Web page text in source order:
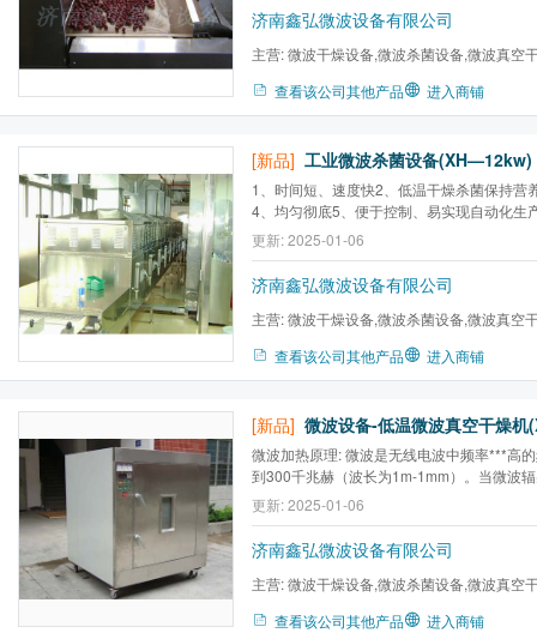
济南鑫弘微波设备有限公司
主营:微波干燥设备,微波杀菌设备,微波真空
查看该公司其他产品 进入商铺
[新品] 工业微波杀菌设备(XH—12kw)
1、时间短、速度快2、低温干燥杀菌保持营
4、均匀彻底5、便于控制、易实现自动化生
艺先进7、改善劳动条件、节省占地面积
更新: 2025-01-06
济南鑫弘微波设备有限公司
主营:微波干燥设备,微波杀菌设备,微波真空
查看该公司其他产品 进入商铺
[新品] 微波设备-低温微波真空干燥机
微波加热原理: 微波是无线电波中频率***高
到300千兆赫（波长为1m-1mm）。当微波
被反射的电磁波进入到物体内部与构成物体
互作用，对于不同的物质，微波能产生热效
效应等能量转换，从而产生热量达到加热干
更新: 2025-01-06
济南鑫弘微波设备有限公司
主营:微波干燥设备,微波杀菌设备,微波真空
查看该公司其他产品 进入商铺